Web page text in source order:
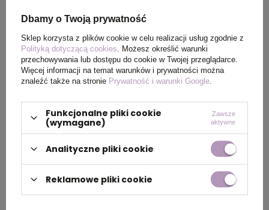
Rozmiar 12 x 4 x 1,8 cm
Kolor biały
OPIS
Rozwijany kabel do ładowania 3w1 w
plastikowej obudowie z wtyczką USB i 3
złączami: iOS, C-Type i Micro USB.
Dbamy o Twoją prywatność
Sklep korzysta z plików cookie w celu realizacji usług zgodnie z
Polityką dotyczącą cookies . Możesz określić warunki
przechowywania lub dostępu do cookie w Twojej przeglądarce.
Więcej informacji na temat warunków i prywatności można
znaleźć także na stronie Prywatność i warunki Google
Funkcjonalne pliki cookie
(wymagane)
Zawsze
aktywne
Analityczne pliki cookie
Reklamowe pliki cookie